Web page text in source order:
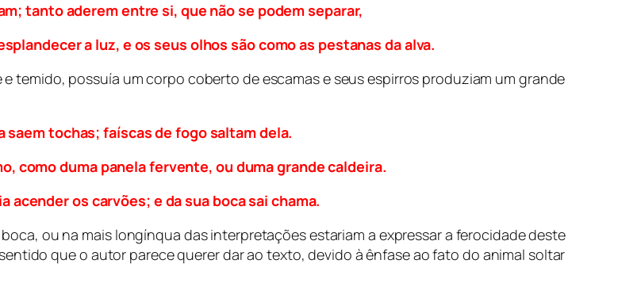
tanto aderem entre si, que não se podem separar,
a luz, e os seus olhos são como as pestanas da alva.
temido, possuía um corpo coberto de escamas e seus espirros produziam um grande
saem tochas; faíscas de fogo saltam dela.
como duma panela fervente, ou duma grande caldeira.
acender os carvões; e da sua boca sai chama.
ou na mais longínqua das interpretações estariam a expressar a ferocidade deste
que o autor parece querer dar ao texto, devido à ênfase ao fato do animal soltar